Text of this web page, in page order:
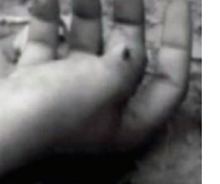
a
n
m
a
i